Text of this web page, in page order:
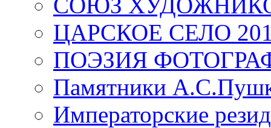
ЦАРСКОЕ СЕЛО
ПОЭЗИЯ
Памятники
Императорские